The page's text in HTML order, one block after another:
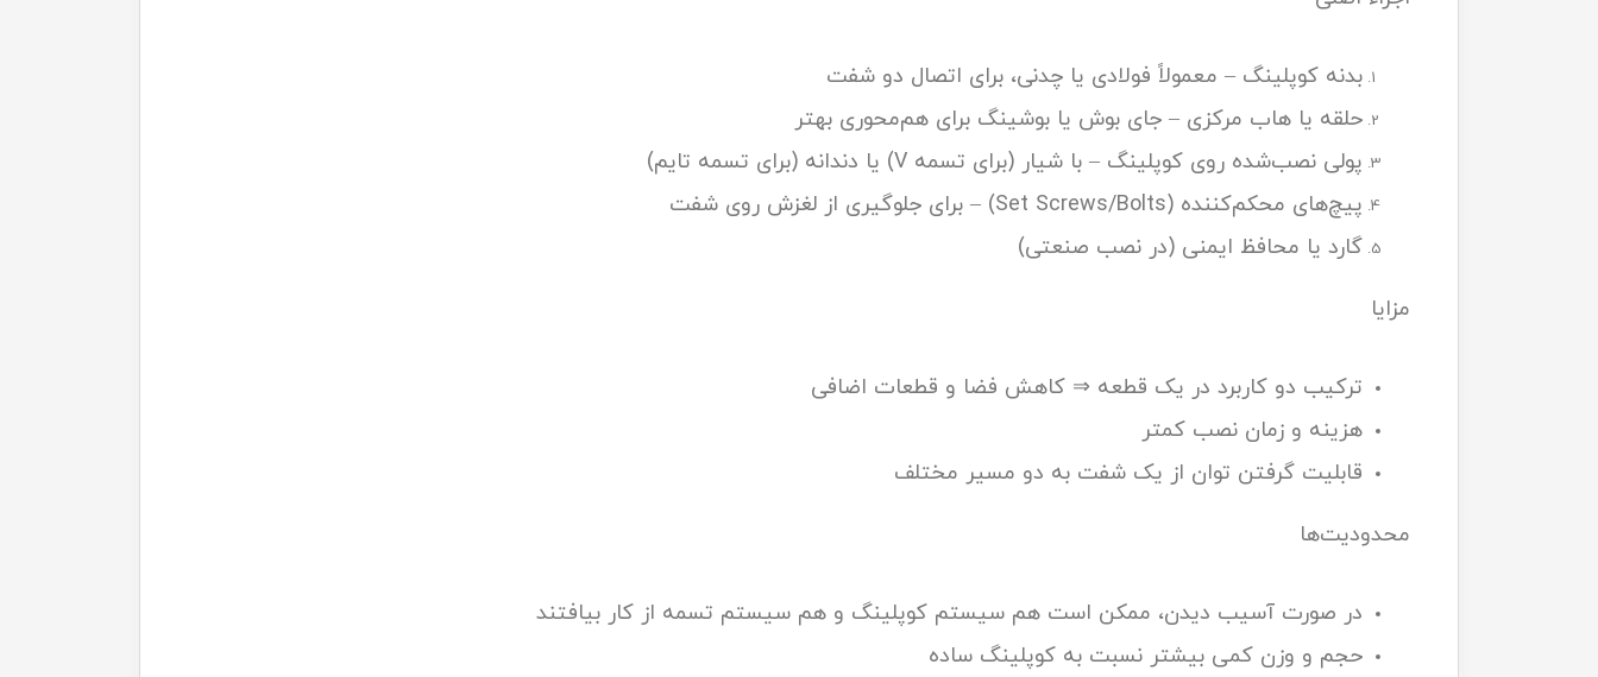
بدنه کوپلینگ – معمولاً فولادی یا چدنی، برای اتصال دو شفت
حلقه یا هاب مرکزی – جای بوش یا بوشینگ برای هم‌محوری بهتر
پولی نصب‌شده روی کوپلینگ – با شیار (برای تسمه V) یا دندانه (برای تسمه تایم)
پیچ‌های محکم‌کننده (Set Screws/Bolts) – برای جلوگیری از لغزش روی شفت
گارد یا محافظ ایمنی (در نصب صنعتی)
مزایا
ترکیب دو کاربرد در یک قطعه ⇒ کاهش فضا و قطعات اضافی
هزینه و زمان نصب کمتر
قابلیت گرفتن توان از یک شفت به دو مسیر مختلف
محدودیت‌ها
در صورت آسیب دیدن، ممکن است هم سیستم کوپلینگ و هم سیستم تسمه از کار بیافتند
حجم و وزن کمی بیشتر نسبت به کوپلینگ ساده